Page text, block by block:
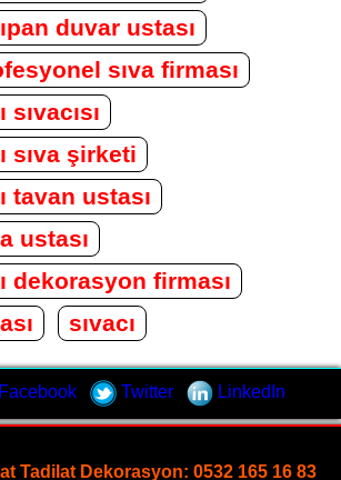
duvar ustası
sıva firması
sıva şirketi
tavan ustası
ustası
dekorasyon firması
sıvacı
Twitter LinkedIn
Tadilat Dekorasyon: 0532 165 16 83